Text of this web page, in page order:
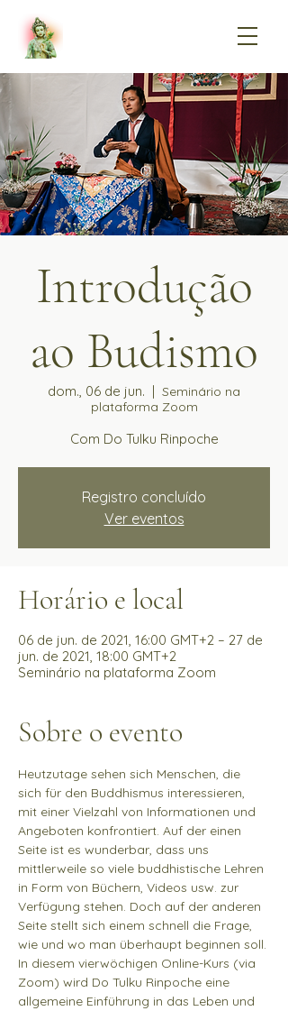
Introdução
ao Budismo
dom., 06 de jun.
  |
Seminário na
plataforma Zoom
Com Do Tulku Rinpoche
Registro concluído
Ver eventos
Horário e local
06 de jun. de 2021, 16:00 GMT+2 – 27 de
jun. de 2021, 18:00 GMT+2
Seminário na plataforma Zoom
Sobre o evento
Heutzutage sehen sich Menschen, die
sich für den Buddhismus interessieren,
mit einer Vielzahl von Informationen und
Angeboten konfrontiert. Auf der einen
Seite ist es wunderbar, dass uns
mittlerweile so viele buddhistische Lehren
in Form von Büchern, Videos usw. zur
Verfügung stehen. Doch auf der anderen
Seite stellt sich einem schnell die Frage,
wie und wo man überhaupt beginnen soll.
In diesem vierwöchigen Online-Kurs (via
Zoom) wird Do Tulku Rinpoche eine
allgemeine Einführung in das Leben und